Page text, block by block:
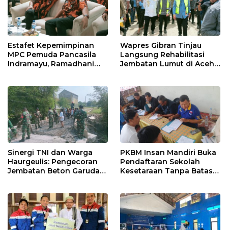
Estafet Kepemimpinan
MPC Pemuda Pancasila
Indramayu, Ramadhani
Muscablub
Wapres Gibran Tinjau
Langsung Rehabilitasi
Jembatan Lumut di Aceh
Sinergi TNI dan Warga
Haurgeulis: Pengecoran
Jembatan Beton Garuda
PKBM Insan Mandiri Buka
Pendaftaran Sekolah
Kesetaraan Tanpa Batas